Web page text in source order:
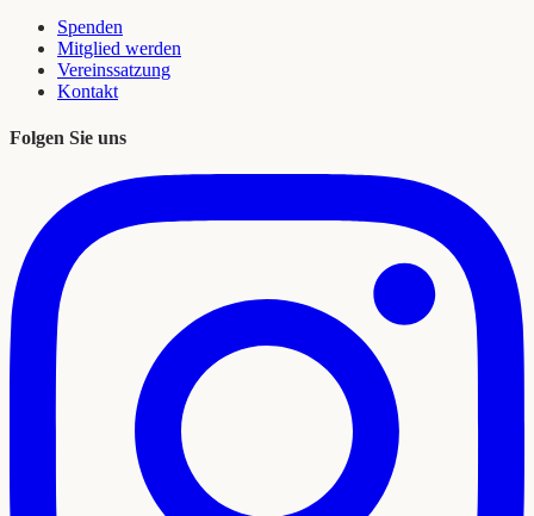
Spenden
Mitglied werden
Vereinssatzung
Kontakt
Folgen Sie uns